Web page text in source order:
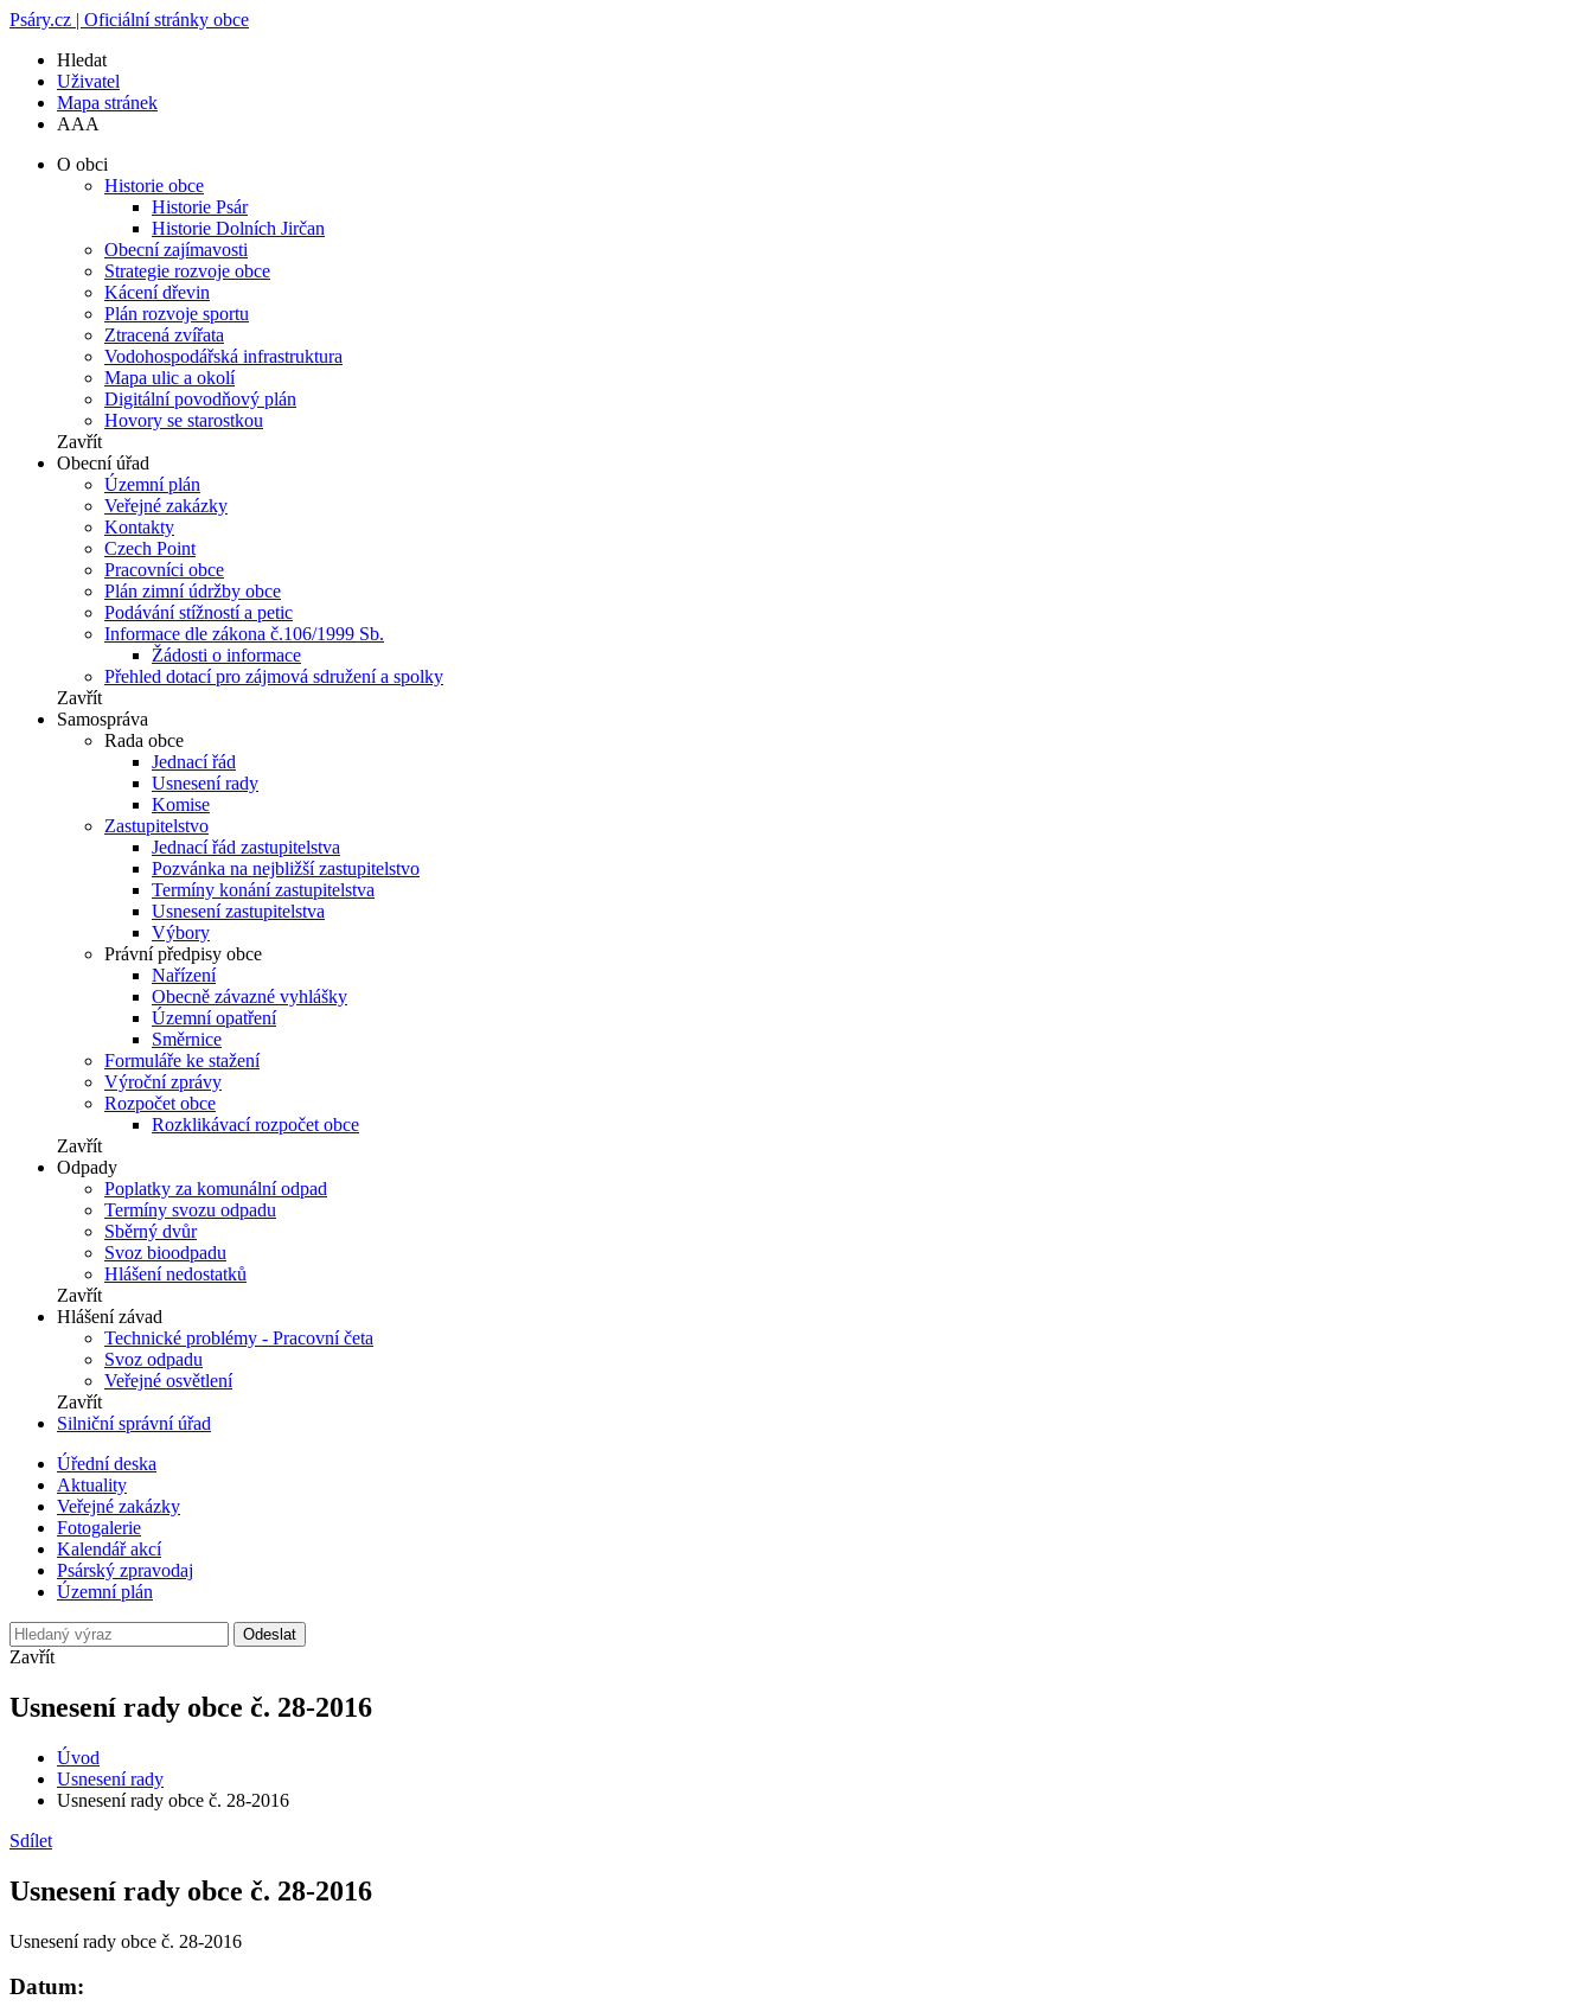
Psáry.cz | Oficiální stránky obce
Hledat
Uživatel
Mapa stránek
AAA
O obci
Historie obce
Historie Psár
Historie Dolních Jirčan
Obecní zajímavosti
Strategie rozvoje obce
Kácení dřevin
Plán rozvoje sportu
Ztracená zvířata
Vodohospodářská infrastruktura
Mapa ulic a okolí
Digitální povodňový plán
Hovory se starostkou
Zavřít
Obecní úřad
Územní plán
Veřejné zakázky
Kontakty
Czech Point
Pracovníci obce
Plán zimní údržby obce
Podávání stížností a petic
Informace dle zákona č.106/1999 Sb.
Žádosti o informace
Přehled dotací pro zájmová sdružení a spolky
Zavřít
Samospráva
Rada obce
Jednací řád
Usnesení rady
Komise
Zastupitelstvo
Jednací řád zastupitelstva
Pozvánka na nejbližší zastupitelstvo
Termíny konání zastupitelstva
Usnesení zastupitelstva
Výbory
Právní předpisy obce
Nařízení
Obecně závazné vyhlášky
Územní opatření
Směrnice
Formuláře ke stažení
Výroční zprávy
Rozpočet obce
Rozklikávací rozpočet obce
Zavřít
Odpady
Poplatky za komunální odpad
Termíny svozu odpadu
Sběrný dvůr
Svoz bioodpadu
Hlášení nedostatků
Zavřít
Hlášení závad
Technické problémy - Pracovní četa
Svoz odpadu
Veřejné osvětlení
Zavřít
Silniční správní úřad
Úřední deska
Aktuality
Veřejné zakázky
Fotogalerie
Kalendář akcí
Psárský zpravodaj
Územní plán
Odeslat
Zavřít
Usnesení rady obce č. 28-2016
Úvod
Usnesení rady
Usnesení rady obce č. 28-2016
Sdílet
Usnesení rady obce č. 28-2016
Usnesení rady obce č. 28-2016
Datum: